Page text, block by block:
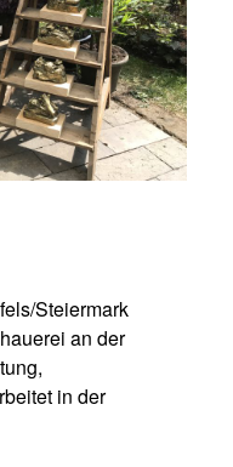
Steiermark
an der
in der